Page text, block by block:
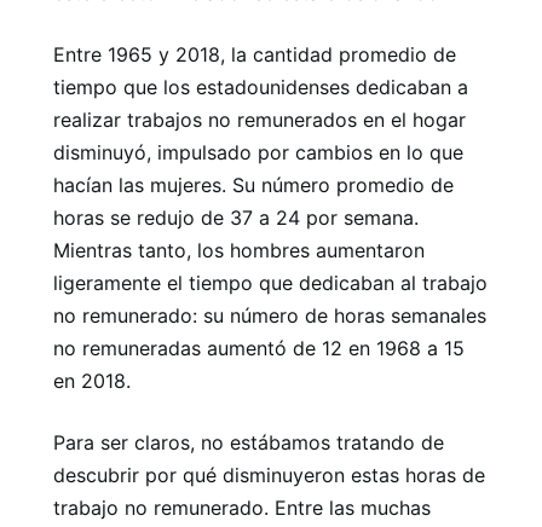
Entre 1965 y 2018, la cantidad promedio de
tiempo que los estadounidenses dedicaban a
realizar trabajos no remunerados en el hogar
disminuyó, impulsado por cambios en lo que
hacían las mujeres. Su número promedio de
horas se redujo de 37 a 24 por semana.
Mientras tanto, los hombres aumentaron
ligeramente el tiempo que dedicaban al trabajo
no remunerado: su número de horas semanales
no remuneradas aumentó de 12 en 1968 a 15
en 2018.
Para ser claros, no estábamos tratando de
descubrir por qué disminuyeron estas horas de
trabajo no remunerado. Entre las muchas